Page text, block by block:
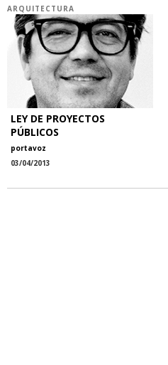
ARQUITECTURA
LEY DE PROYECTOS
PÚBLICOS
portavoz
03/04/2013